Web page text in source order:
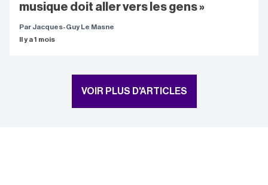
musique doit aller vers les gens »
Par Jacques-Guy Le Masne
Il y a 1 mois
VOIR PLUS D'ARTICLES